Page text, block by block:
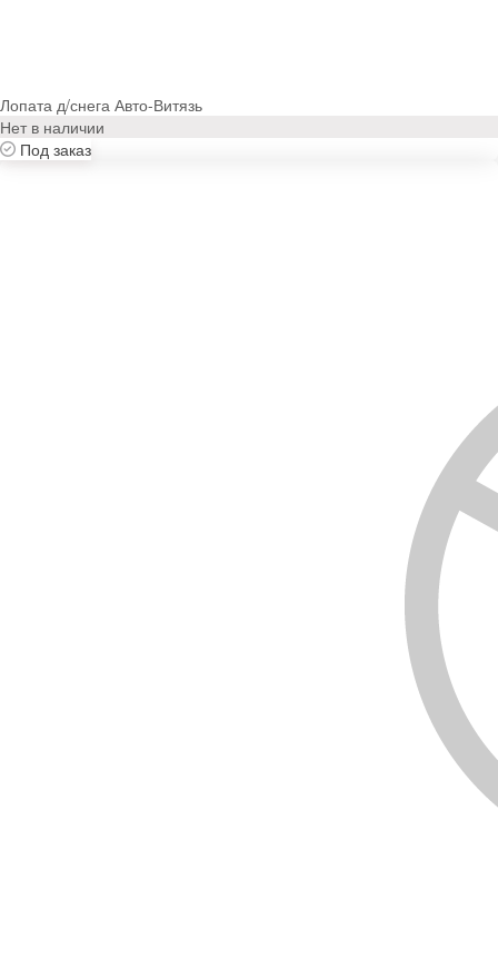
Лопата д/снега Авто-Витязь
Нет в наличии
Под заказ